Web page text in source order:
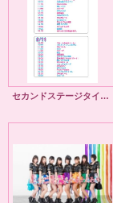
セカンドステージタイムスケジュール